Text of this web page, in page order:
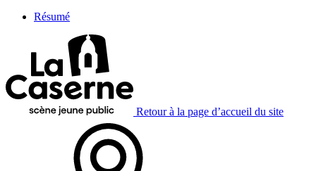
Résumé
Retour à la page d’accueil du site